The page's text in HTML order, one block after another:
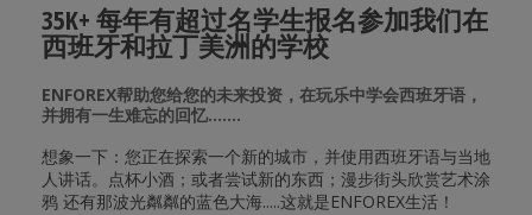
35K+ 每年有超过名学生报名参加我们在
西班牙和拉丁美洲的学校
ENFOREX帮助您给您的未来投资，在玩乐中学会西班牙语，
并拥有一生难忘的回忆.......
想象一下：您正在探索一个新的城市，并使用西班牙语与当地
人讲话。点杯小酒；或者尝试新的东西；漫步街头欣赏艺术涂
鸦 还有那波光粼粼的蓝色大海.....这就是ENFOREX生活！